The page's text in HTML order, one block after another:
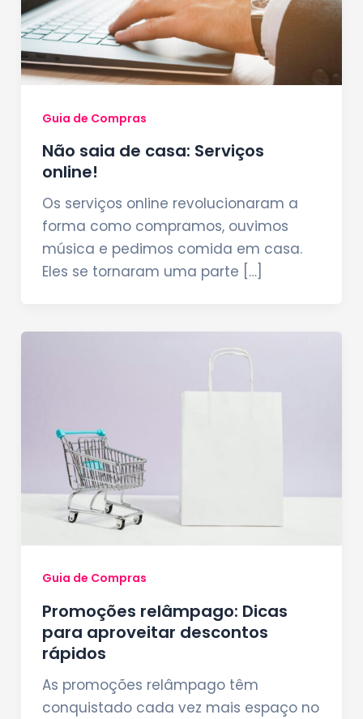
Guia de Compras
Não saia de casa: Serviços
online!
Os serviços online revolucionaram a
forma como compramos, ouvimos
música e pedimos comida em casa.
Eles se tornaram uma parte […]
Guia de Compras
Promoções relâmpago: Dicas
para aproveitar descontos
rápidos
As promoções relâmpago têm
conquistado cada vez mais espaço no